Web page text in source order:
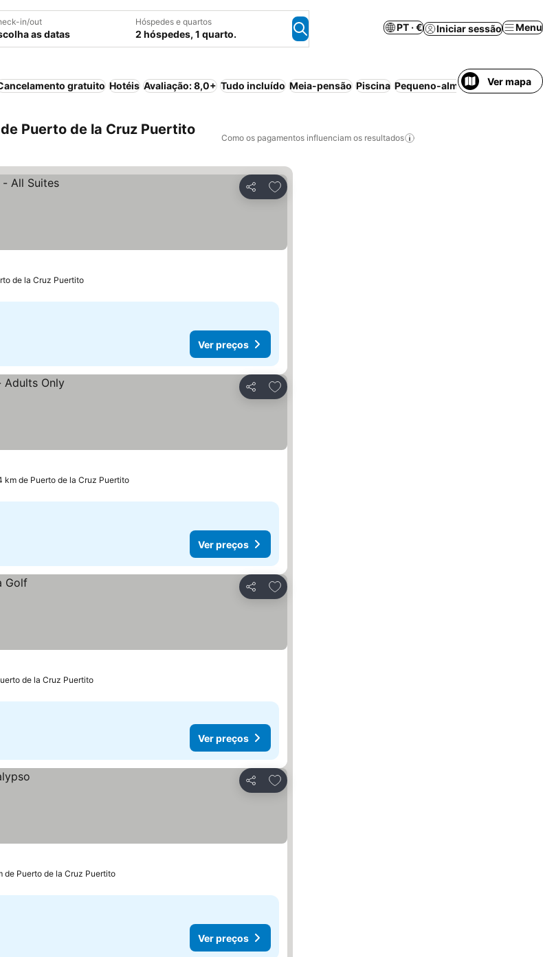
in/out
as datas
Hóspedes e quartos
2 hóspedes, 1 quarto.
PT · € Iniciar sessão Menu
gratuito Hotéis Avaliação: 8,0+ Tudo incluído Meia-pensão Piscina Pequeno-almoço incluído
Ver mapa
Puerto de la Cruz Puertito
Como os pagamentos influenciam os resultados
Partilhar
Adicionar aos favoritos
de la Cruz Puertito
Ver preços
Partilhar
Adicionar aos favoritos
km de Puerto de la Cruz Puertito
Ver preços
Partilhar
Adicionar aos favoritos
de la Cruz Puertito
Ver preços
Partilhar
Adicionar aos favoritos
de Puerto de la Cruz Puertito
Ver preços